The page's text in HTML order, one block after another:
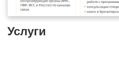
Услуги